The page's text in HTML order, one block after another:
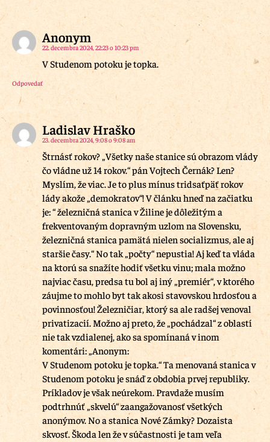
Anonym
22. decembra 2024, 22:23 o 10:23 pm
V Studenom potoku je topka.
Odpovedať
Ladislav Hraško
23. decembra 2024, 9:08 o 9:08 am
Štrnásť rokov? „Všetky naše stanice sú obrazom vlády
čo vládne už 14 rokov.“ pán Vojtech Černák? Len?
Myslím, že viac. Je to plus mínus tridsaťpäť rokov
lády akože „demokratov“! V článku hneď na začiatku
je: “ železničná stanica v Žiline je dôležitým a
frekventovaným dopravným uzlom na Slovensku,
železničná stanica pamätá nielen socializmus, ale aj
staršie časy.“ No tak „počty“ nepustia! Aj keď ta vláda
na ktorú sa snažíte hodiť všetku vinu; mala možno
najviac času, predsa tu bol aj iný „premiér“, v ktorého
záujme to mohlo byt tak akosi stavovskou hrdosťou a
povinnosťou! Železničiar, ktorý sa ale radšej venoval
privatizacií. Možno aj preto, že „pochádzal“ z oblastí
nie tak vzdialenej, ako sa spomínaná v inom
komentári: „Anonym:
V Studenom potoku je topka.“ Ta menovaná stanica v
Studenom potoku je snáď z obdobia prvej republiky.
Príkladov je však neúrekom. Pravdaže musím
podtrhnúť „skvelú“ zaangažovanosť všetkých
anonýmov. No a stanica Nové Zámky? Dozaista
skvosť. Škoda len že v súčastnosti je tam veľa